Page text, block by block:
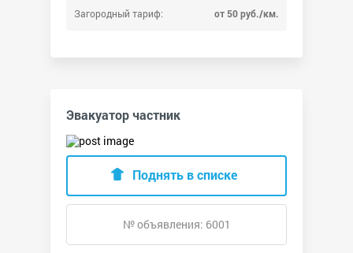
Загородный тариф: от 50 руб./км.
Эвакуатор частник
Поднять в списке
№ объявления: 6001